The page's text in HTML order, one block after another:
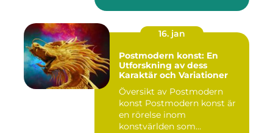
16. jan
Postmodern konst: En
Utforskning av dess
Karaktär och Variationer
Översikt av Postmodern
konst Postmodern konst är
en rörelse inom
konstvärlden som